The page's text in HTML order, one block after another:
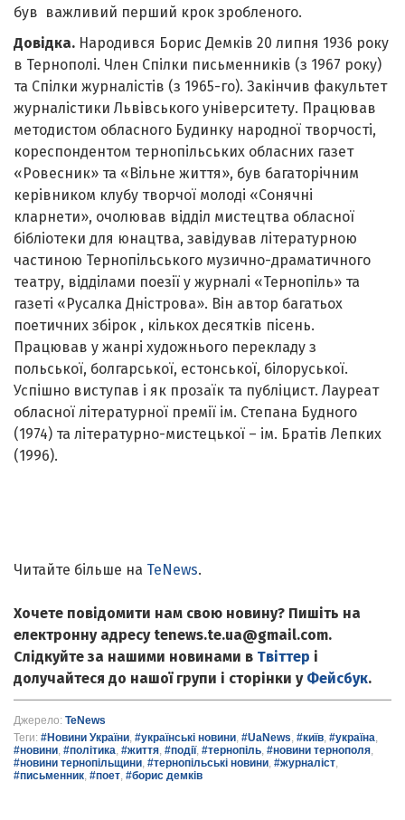
був важливий перший крок зробленого.
Довідка. Народився Борис Демків 20 липня 1936 року
в Тернополі. Член Спілки письменників (з 1967 року)
та Спілки журналістів (з 1965-го). Закінчив факультет
журналістики Львівського університету. Працював
методистом обласного Будинку народної творчості,
кореспондентом тернопільських обласних газет
«Ровесник» та «Вільне життя», був багаторічним
керівником клубу творчої молоді «Сонячні
кларнети», очолював відділ мистецтва обласної
бібліотеки для юнацтва, завідував літературною
частиною Тернопільського музично-драматичного
театру, відділами поезії у журналі «Тернопіль» та
газеті «Русалка Дністрова». Він автор багатьох
поетичних збірок , кількох десятків пісень.
Працював у жанрі художнього перекладу з
польської, болгарської, естонської, білоруської.
Успішно виступав і як прозаїк та публіцист. Лауреат
обласної літературної премії ім. Степана Будного
(1974) та літературно-мистецької – ім. Братів Лепких
(1996).
Читайте більше на TeNews.
Хочете повідомити нам свою новину? Пишіть на
електронну адресу tenews.te.ua@gmail.com.
Слідкуйте за нашими новинами в Твіттер і
долучайтеся до нашої групи і сторінки у Фейсбук.
Джерело: TeNews
Теги: #Новини України, #українські новини, #UaNews, #київ, #україна,
#новини, #політика, #життя, #події, #тернопіль, #новини тернополя,
#новини тернопільщини, #тернопільські новини, #журналіст,
#письменник, #поет, #борис демків